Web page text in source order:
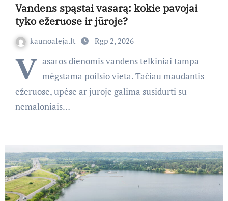
Vandens spąstai vasarą: kokie pavojai
tyko ežeruose ir jūroje?
kaunoaleja.lt Rgp 2, 2026
V asaros dienomis vandens telkiniai tampa
mėgstama poilsio vieta. Tačiau maudantis
ežeruose, upėse ar jūroje galima susidurti su
nemaloniais…